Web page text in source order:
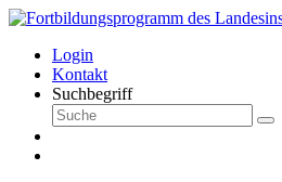
Login
Kontakt
Suchbegriff